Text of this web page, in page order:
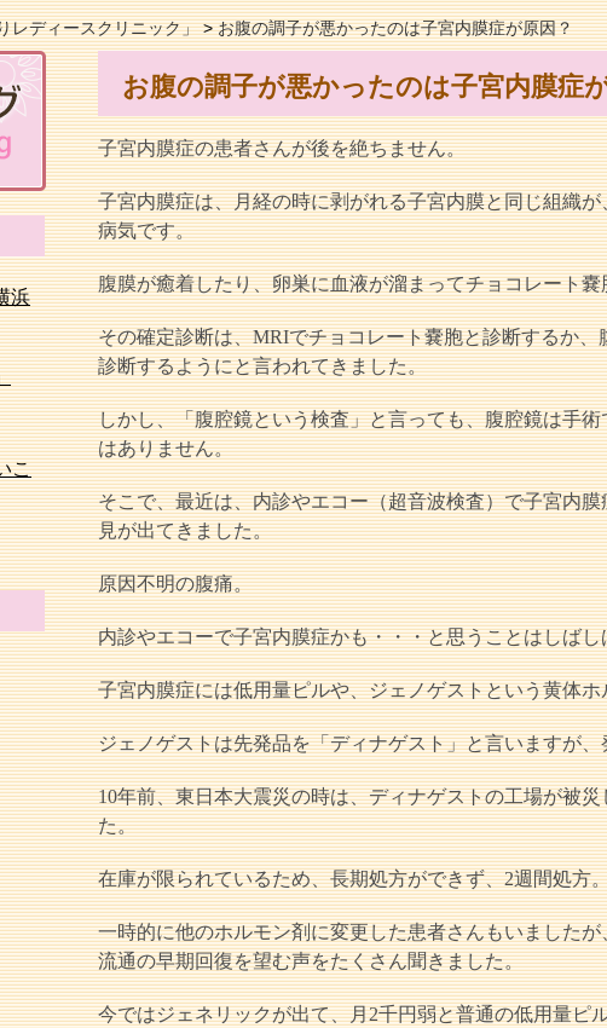
レディースクリニック」>お腹の調子が悪かったのは子宮内膜症が原因？
お腹の調子が悪かったのは子宮内膜症
子宮内膜症の患者さんが後を絶ちません。
子宮内膜症は、月経の時に剥がれる子宮内膜と同じ組織
病気です。
腹膜が癒着したり、卵巣に血液が溜まってチョコレート
その確定診断は、MRIでチョコレート嚢胞と診断するか
診断するようにと言われてきました。
しかし、「腹腔鏡という検査」と言っても、腹腔鏡は手
はありません。
そこで、最近は、内診やエコー（超音波検査）で子宮内
見が出てきました。
原因不明の腹痛。
内診やエコーで子宮内膜症かも・・・と思うことはしばし
子宮内膜症には低用量ピルや、ジェノゲストという黄体
ジェノゲストは先発品を「ディナゲスト」と言いますが
10年前、東日本大震災の時は、ディナゲストの工場が被
た。
在庫が限られているため、長期処方ができず、2週間処方
一時的に他のホルモン剤に変更した患者さんもいました
流通の早期回復を望む声をたくさん聞きました。
今ではジェネリックが出て、月2千円弱と普通の低用量ピ
浜
こ